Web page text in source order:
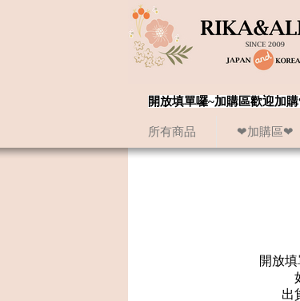
所有商品 ❤加購區❤
開放填單囉~加購區歡迎加